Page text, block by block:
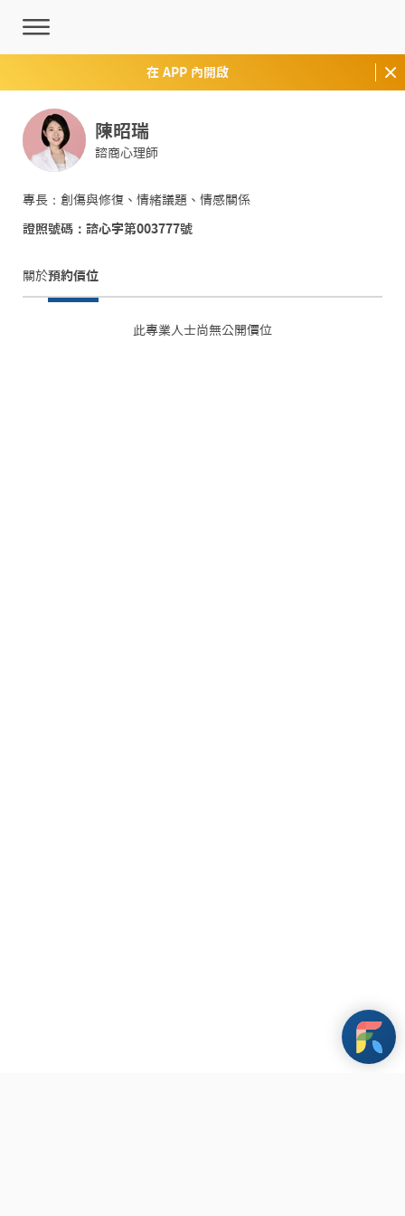
在 APP 內開啟
陳昭瑞
諮商心理師
專長：創傷與修復、情緒議題、情感關係
證照號碼：諮心字第003777號
關於預約價位
此專業人士尚無公開價位